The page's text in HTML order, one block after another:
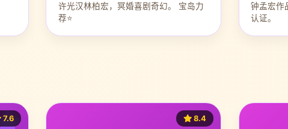
许光汉林柏宏，冥婚喜剧奇幻。 宝岛力
荐⭐
钟孟宏作
认证。
7.6 8.4